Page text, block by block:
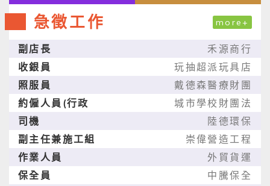
急徵工作 more+
副店長
禾源商行
收銀員
玩抽超派玩具店
照服員
戴德森醫療財團
約僱人員(行政
城市學校財團法
司機
陸德環保
副主任兼施工組
崇偉營造工程
作業人員
外貿貨運
保全員
中騰保全